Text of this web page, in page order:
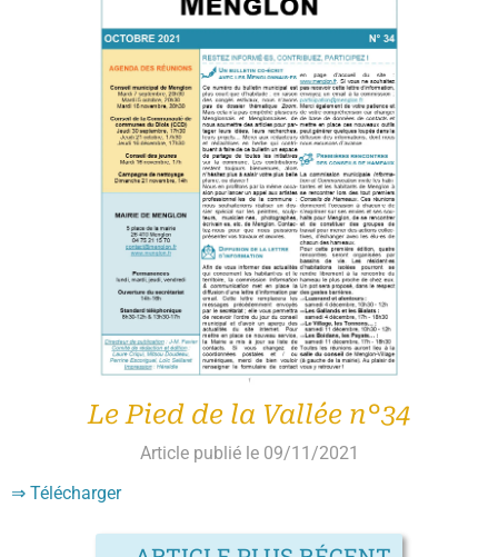
Le Pied de la Vallée n°34
Article publié le 09/11/2021
⇒ Télécharger